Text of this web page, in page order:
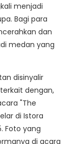
menjadi
Bagi para
dan
medan yang
disinyalir
dengan,
"The
di Istora
Foto yang
di acara